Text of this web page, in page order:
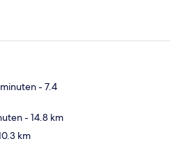
- 7.4
- 14.8 km
km